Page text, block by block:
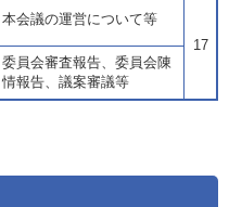
本会議の運営について等
17
委員会審査報告、委員会陳
情報告、議案審議等